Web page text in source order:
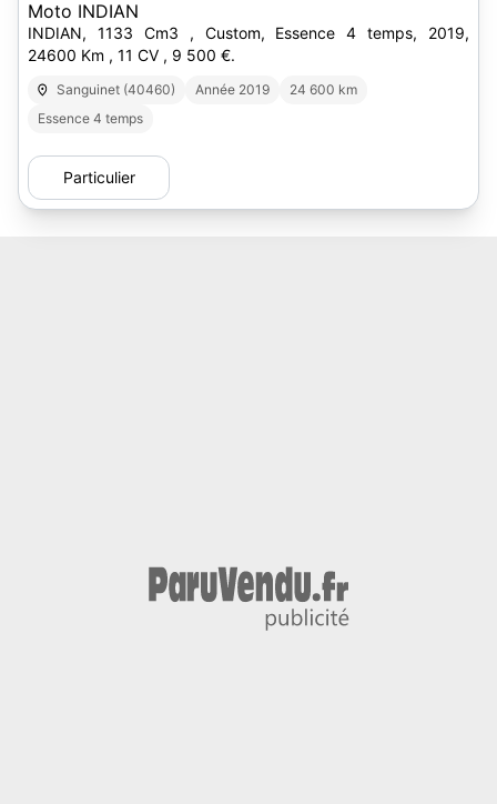
Moto INDIAN
INDIAN, 1133 Cm3 , Custom, Essence 4 temps, 2019,
24600 Km , 11 CV , 9 500 €.
Sanguinet (40460) Année 2019
24 600 km
Essence 4 temps
Particulier